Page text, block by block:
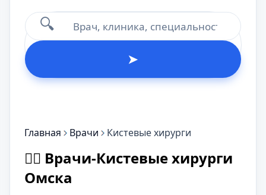
🔍
➤
Главная Врачи Кистевые хирурги
👨‍⚕️ Врачи-Кистевые хирурги
Омска